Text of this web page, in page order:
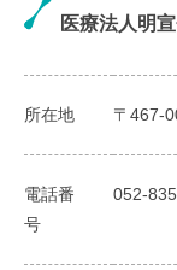
医療法人明
所在地 〒467-
電話番
号
052-